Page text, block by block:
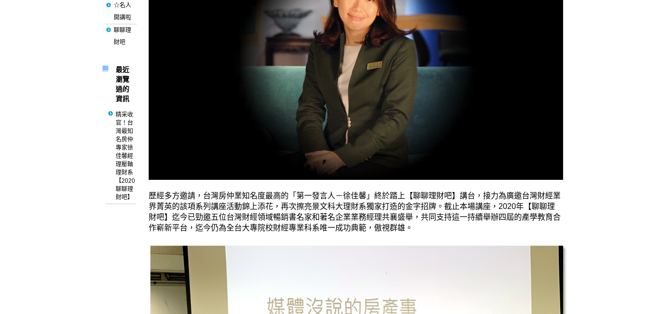
☆名人
開講啦
聊聊理
財吧
最近
瀏覽
過的
資訊
精采收
官！台
灣最知
名房仲
專家徐
佳馨經
理壓軸
理財系
【2020
聊聊理
財吧】
歷經多方邀請，台灣房仲業知名度最高的「第一發言人－徐佳馨」終於踏上【聊聊理財吧】講台，接力為廣邀台灣財經業
界菁英的該項系列講座活動錦上添花，再次擦亮景文科大理財系獨家打造的金字招牌。截止本場講座， 2020年【聊聊理
財吧】迄今已勁邀五位台灣財經領域暢銷書名家和著名企業業務經理共襄盛舉，共同支持這一持續舉辦四屆的產學教育合
作嶄新平台，迄今仍為全台大專院校財經專業科系唯一成功典範，傲視群雄。